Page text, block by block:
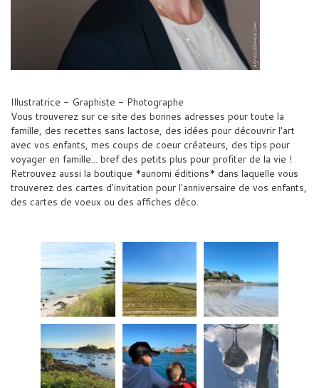
Illustratrice - Graphiste - Photographe
Vous trouverez sur ce site des bonnes adresses pour toute la
famille, des recettes sans lactose, des idées pour découvrir l'art
avec vos enfants, mes coups de coeur créateurs, des tips pour
voyager en famille... bref des petits plus pour profiter de la vie !
Retrouvez aussi la boutique *aunomi éditions* dans laquelle vous
trouverez des cartes d'invitation pour l'anniversaire de vos enfants,
des cartes de voeux ou des affiches déco.